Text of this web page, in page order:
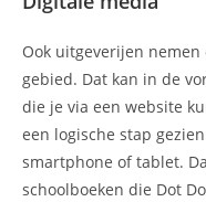
Ook uitgeverijen
gebied. Dat kan in de
die je via een website
een logische stap
smartphone of tablet.
schoolboeken die Dot